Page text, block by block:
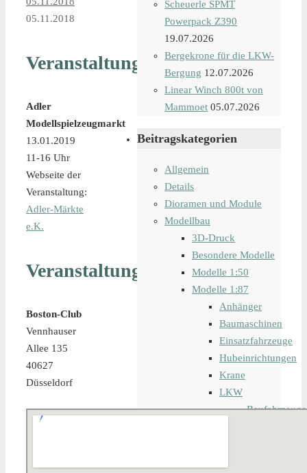
05.11.2018
Veranstaltungsdetails
Adler
Modellspielzeugmarkt
13.01.2019
11-16 Uhr
Webseite der
Veranstaltung:
Adler-Märkte
e.K.
Veranstaltungsort
Boston-Club
Vennhauser
Allee 135
40627
Düsseldorf
Scheuerle SPMT
Powerpack Z390
19.07.2026
Bergekrone für die LKW-
Bergung 12.07.2026
Linear Winch 800t von
Mammoet 05.07.2026
Beitragskategorien
Allgemein
Details
Dioramen und Module
Modellbau
3D-Druck
Besondere Modelle
Modelle 1:50
Modelle 1:87
Anhänger
Baumaschinen
Einsatzfahrzeuge
Hubeinrichtungen
Krane
LKW
Baufahrzeuge